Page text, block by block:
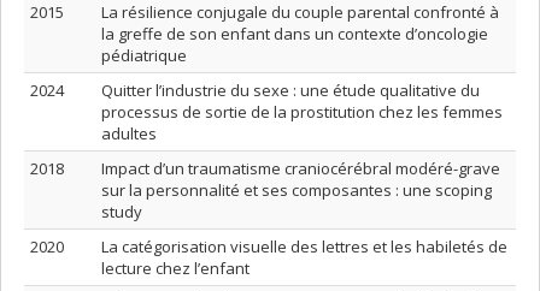
2015
La résilience conjugale du couple parental confronté à
la greffe de son enfant dans un contexte d’oncologie
pédiatrique
2024
Quitter l’industrie du sexe : une étude qualitative du
processus de sortie de la prostitution chez les femmes
adultes
2018
Impact d’un traumatisme craniocérébral modéré-grave
sur la personnalité et ses composantes : une scoping
study
2020
La catégorisation visuelle des lettres et les habiletés de
lecture chez l’enfant